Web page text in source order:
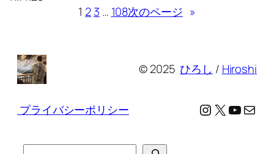
1 23 … 108次のページ »
© 2025ひろし / Hiroshi
プライバシーポリシー Instagram
X メール